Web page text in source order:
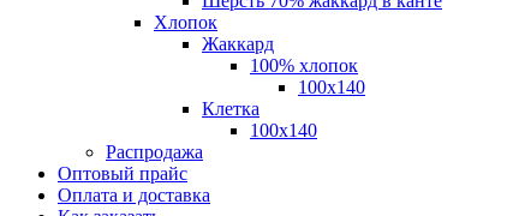
Хлопок
Жаккард
100% хлопок
100x140
Клетка
100х140
Распродажа
Оптовый прайс
Оплата и доставка